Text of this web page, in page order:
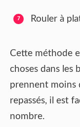
Rouler à
Cette méthode
choses dans les
prennent moins
repassés, il est
nombre.